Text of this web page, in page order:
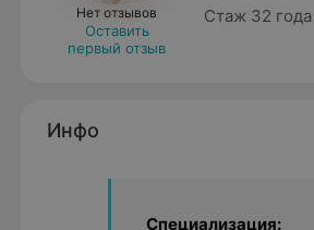
Нет отзывов
Оставить
первый отзыв
Стаж 32
Инфо
Специализация: